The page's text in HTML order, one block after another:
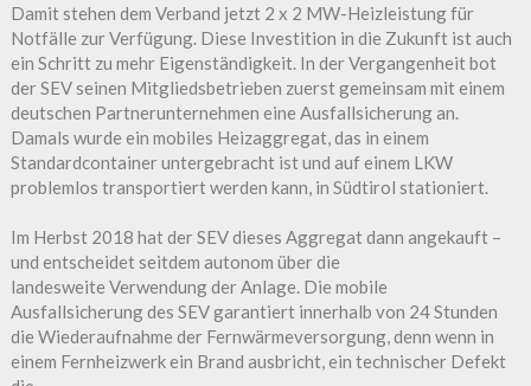
Damit stehen dem Verband jetzt 2 x 2 MW-Heizleistung für
Notfälle zur Verfügung. Diese Investition in die Zukunft ist auch
ein Schritt zu mehr Eigenständigkeit. In der Vergangenheit bot
der SEV seinen Mitgliedsbetrieben zuerst gemeinsam mit einem
deutschen Partnerunternehmen eine Ausfallsicherung an.
Damals wurde ein mobiles Heizaggregat, das in einem
Standardcontainer untergebracht ist und auf einem LKW
problemlos transportiert werden kann, in Südtirol stationiert.
Im Herbst 2018 hat der SEV dieses Aggregat dann angekauft –
und entscheidet seitdem autonom über die
landesweite Verwendung der Anlage. Die mobile
Ausfallsicherung des SEV garantiert innerhalb von 24 Stunden
die Wiederaufnahme der Fernwärmeversorgung, denn wenn in
einem Fernheizwerk ein Brand ausbricht, ein technischer Defekt